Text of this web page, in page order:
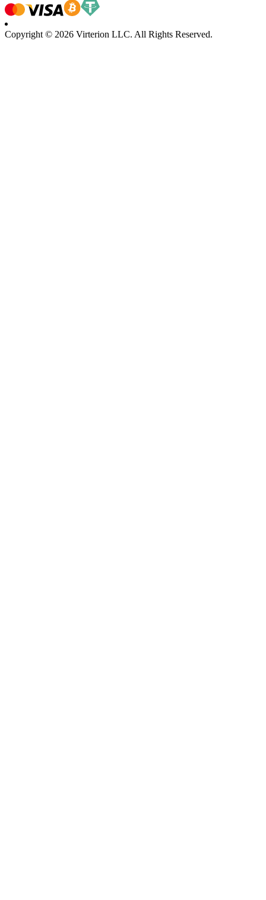
Copyright © 2026 Virterion LLC. All Rights Reserved.